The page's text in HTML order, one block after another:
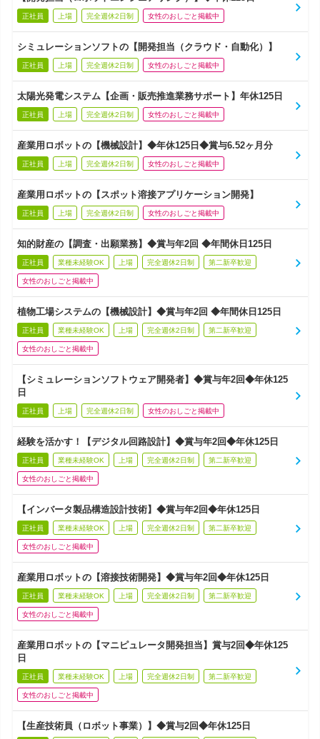
正社員 上場 完全週休2日制 女性のおしごと掲載中
シミュレーションソフトの【開発担当（クラウド・自動化）】
正社員 上場 完全週休2日制 女性のおしごと掲載中
太陽光発電システム【企画・販売推進業務サポート】年休125日
正社員 上場 完全週休2日制 女性のおしごと掲載中
産業用ロボットの【機械設計】◆年休125日◆賞与6.52ヶ月分
正社員 上場 完全週休2日制 女性のおしごと掲載中
産業用ロボットの【スポット溶接アプリケーション開発】
正社員 上場 完全週休2日制 女性のおしごと掲載中
知的財産の【調査・出願業務】◆賞与年2回 ◆年間休日125日
正社員 業種未経験OK 上場 完全週休2日制 第二新卒歓迎
女性のおしごと掲載中
植物工場システムの【機械設計】◆賞与年2回 ◆年間休日125日
正社員 業種未経験OK 上場 完全週休2日制 第二新卒歓迎
女性のおしごと掲載中
【シミュレーションソフトウェア開発者】◆賞与年2回◆年休125
日
正社員 上場 完全週休2日制 女性のおしごと掲載中
経験を活かす！【デジタル回路設計】◆賞与年2回◆年休125日
正社員 業種未経験OK 上場 完全週休2日制 第二新卒歓迎
女性のおしごと掲載中
【インバータ製品構造設計技術】◆賞与年2回◆年休125日
正社員 業種未経験OK 上場 完全週休2日制 第二新卒歓迎
女性のおしごと掲載中
産業用ロボットの【溶接技術開発】◆賞与年2回◆年休125日
正社員 業種未経験OK 上場 完全週休2日制 第二新卒歓迎
女性のおしごと掲載中
産業用ロボットの【マニピュレータ開発担当】賞与2回◆年休125
日
正社員 業種未経験OK 上場 完全週休2日制 第二新卒歓迎
女性のおしごと掲載中
【生産技術員（ロボット事業）】◆賞与2回◆年休125日